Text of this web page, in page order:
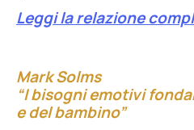
Leggi la relazione
Mark Solms
“I bisogni emotivi
e del bambino”